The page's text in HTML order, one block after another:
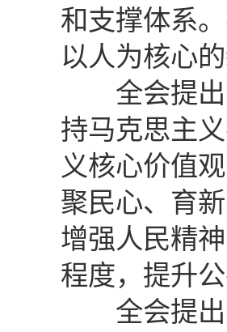
和支撑体系
以人为核心
全会提出
持马克思主
义核心价值
聚民心、育
增强人民精
程度，提升
全会提出